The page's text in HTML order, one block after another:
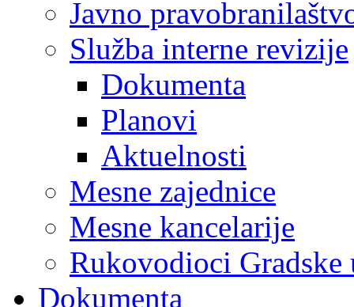
Javno
Služba interne revizije
Dokumenta
Planovi
Aktuelnosti
Mesne zajednice
Mesne kancelarije
Rukovodioci Gradske
Dokumenta